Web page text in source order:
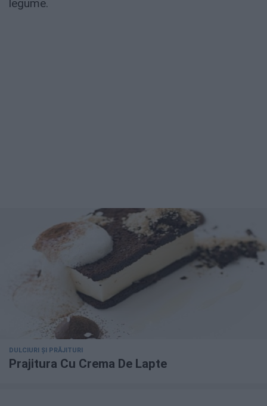
legume.
DULCIURI ȘI PRĂJITURI
Prajitura Cu Crema De Lapte